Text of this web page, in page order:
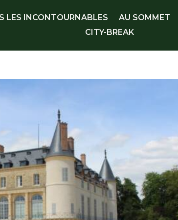
LES INCONTOURNABLES AU SOMMET
CITY-BREAK